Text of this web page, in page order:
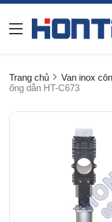
Trang chủ Van inox
ống dẫn HT-C673